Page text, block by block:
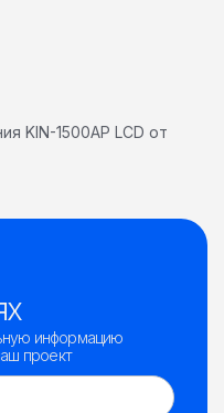
KIN-1500AP LCD от
информацию
проект